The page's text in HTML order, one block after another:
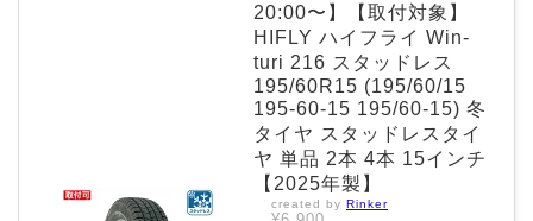
20:00〜】【取付対象】
HIFLY ハイフライ Win-
turi 216 スタッドレス
195/60R15 (195/60/15
195-60-15 195/60-15) 冬
タイヤ スタッドレスタイ
ヤ 単品 2本 4本 15インチ
【2025年製】
created by Rinker